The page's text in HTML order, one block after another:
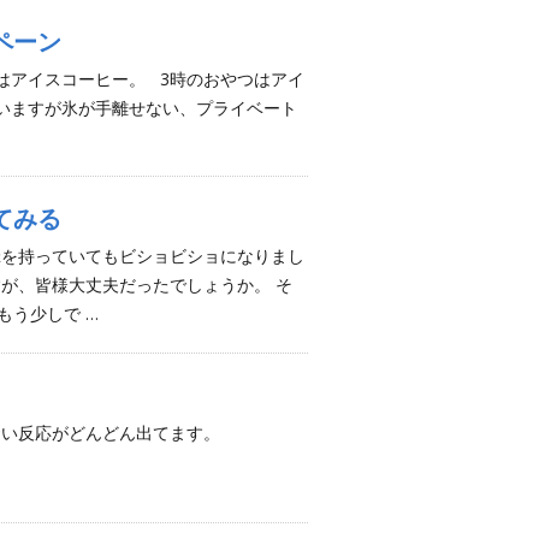
ーン
イスコーヒー。 3時のおやつはアイ
すが氷が手離せない、プライベート
みる
持っていてもビショビショになりまし
、皆様大丈夫だったでしょうか。 そ
う少しで …
反応がどんどん出てます。